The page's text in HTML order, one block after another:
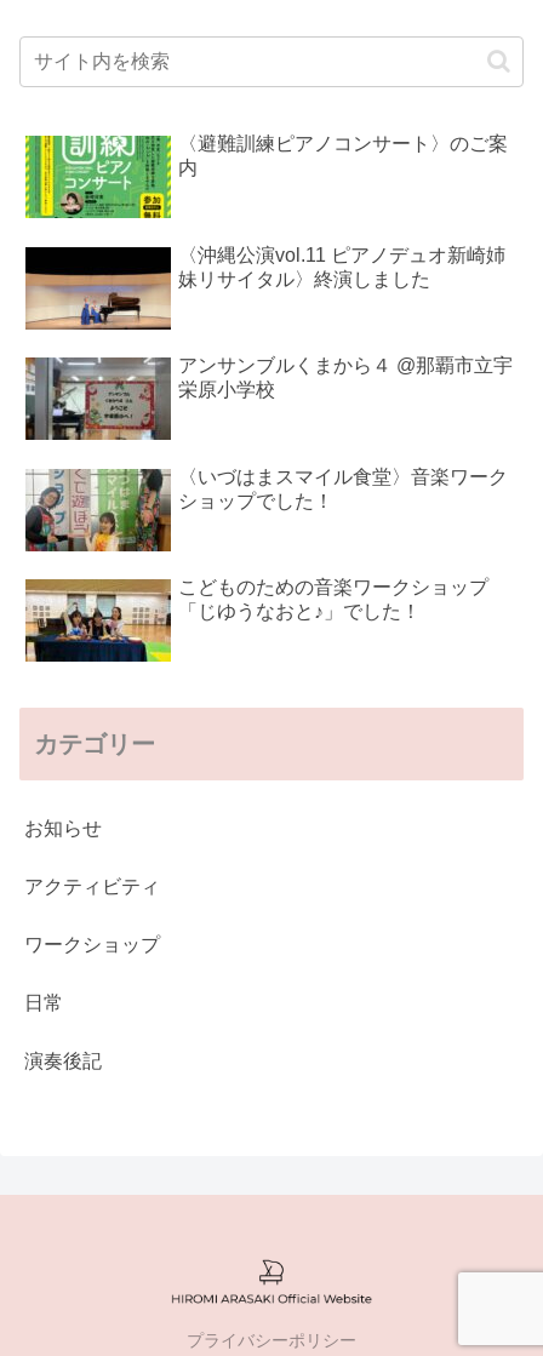
〈避難訓練ピアノコンサート〉のご案
内
〈沖縄公演vol.11 ピアノデュオ新崎姉
妹リサイタル〉終演しました
アンサンブルくまから４ @那覇市立宇
栄原小学校
〈いづはまスマイル食堂〉音楽ワーク
ショップでした！
こどものための音楽ワークショップ
「じゆうなおと♪」でした！
カテゴリー
お知らせ
アクティビティ
ワークショップ
日常
演奏後記
プライバシーポリシー